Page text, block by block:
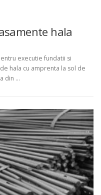
hala
executie fundatii si
hala cu amprenta la sol de
din …